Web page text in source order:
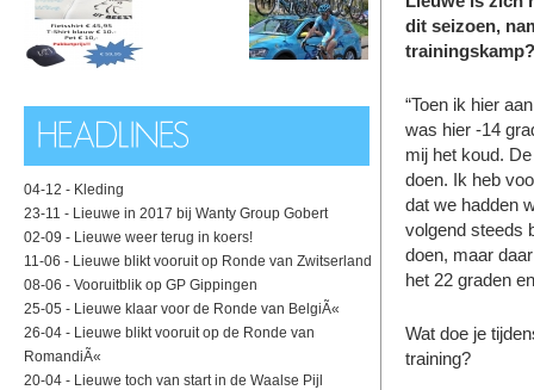
04-12 - Kleding
23-11 - Lieuwe in 2017 bij Wanty Group Gobert
02-09 - Lieuwe weer terug in koers!
11-06 - Lieuwe blikt vooruit op Ronde van Zwitserland
08-06 - Vooruitblik op GP Gippingen
25-05 - Lieuwe klaar voor de Ronde van BelgiÃ«
26-04 - Lieuwe blikt vooruit op de Ronde van
RomandiÃ«
20-04 - Lieuwe toch van start in de Waalse Pijl
dit seizoen,
trainingskamp?
“Toen ik hier
was hier -14
mij het koud.
doen. Ik heb
dat we hadden
volgend steeds
doen, maar
het 22 graden
Wat doe je
training?